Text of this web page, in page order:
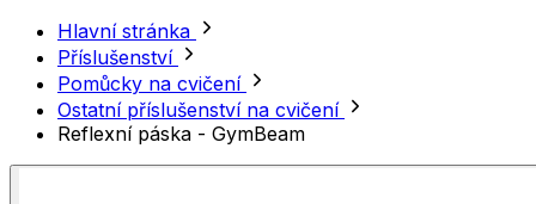
Hlavní stránka
Příslušenství
Pomůcky na cvičení
Ostatní příslušenství na cvičení
Reflexní páska - GymBeam